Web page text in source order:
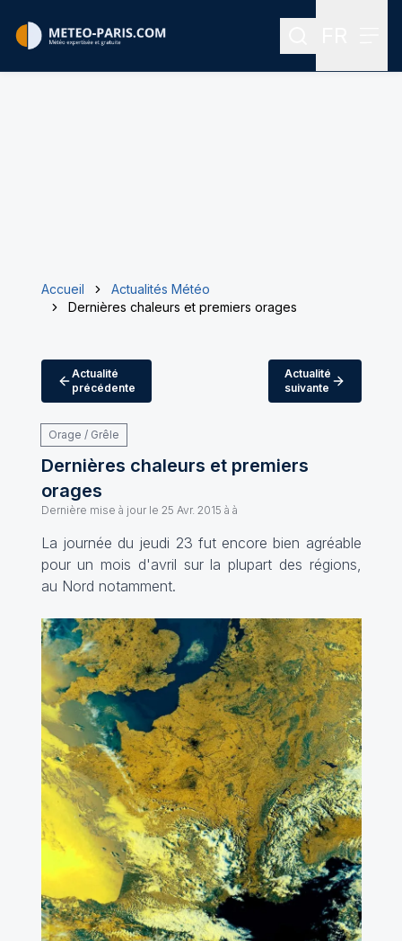
Rechercher
Accueil
Actualités Météo
Dernières chaleurs et premiers orages
Actualité
précédente
Actualité
suivante
Orage / Grêle
Dernières chaleurs et premiers
orages
Dernière mise à jour le 25 Avr. 2015 à à
La journée du jeudi 23 fut encore bien agréable
pour un mois d'avril sur la plupart des régions,
au Nord notamment.